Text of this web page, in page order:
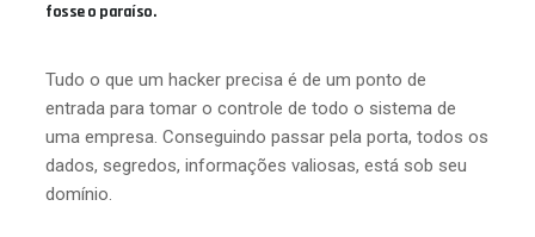
fosse o paraíso.
Tudo o que um hacker precisa é de um ponto de
entrada para tomar o controle de todo o sistema de
uma empresa. Conseguindo passar pela porta, todos os
dados, segredos, informações valiosas, está sob seu
domínio.